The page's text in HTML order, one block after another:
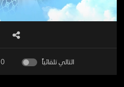
التالي تلقائياً 0 التعليقات